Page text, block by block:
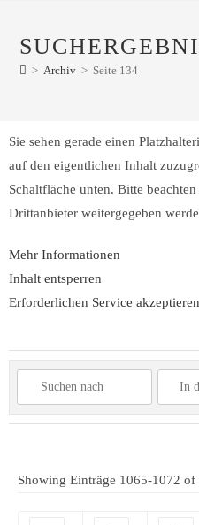
> Archiv > Seite 134
Sie sehen gerade einen
auf den eigentlichen Inhalt
Schaltfläche unten. Bitte
Drittanbieter weitergegeben
Mehr Informationen
Inhalt entsperren
Erforderlichen Service
Showing Einträge 1065-1072 of